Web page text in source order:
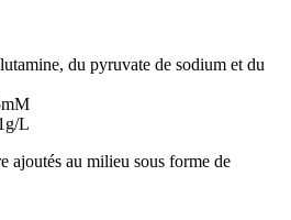
du pyruvate de sodium et du
L
ajoutés au milieu sous forme de